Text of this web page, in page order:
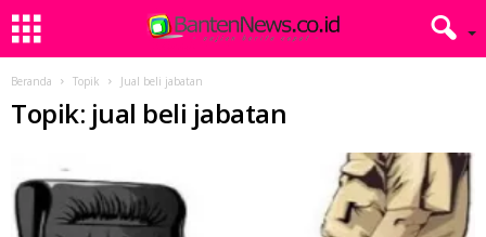
Beranda Topik Jual beli jabatan
Topik: jual beli jabatan